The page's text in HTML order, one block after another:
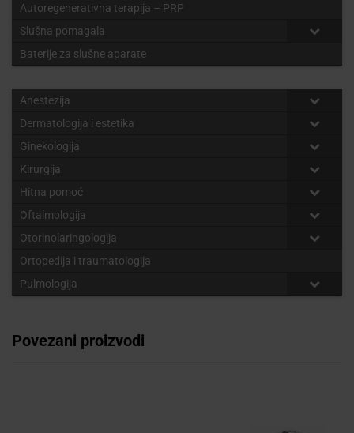
Autoregenerativna terapija – PRP
Slušna pomagala
Baterije za slušne aparate
Anestezija
Dermatologija i estetika
Ginekologija
Kirurgija
Hitna pomoć
Oftalmologija
Otorinolaringologija
Ortopedija i traumatologija
Pulmologija
Povezani proizvodi